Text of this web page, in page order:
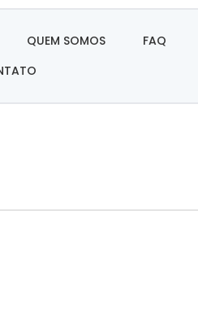
QUEM SOMOS
FAQ